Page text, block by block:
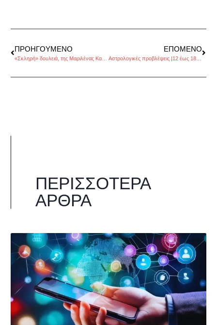
ΠΡΟΗΓΟΎΜΕΝΟ
«Σκληρή» δουλειά, της Μαριλένας Καραφώτη
ΕΠΌΜΕΝΟ
Αστρολογικές προβλέψεις |12 έως 18 Μαΐου2014, από τον Πέρρη Κρητικό
ΠΕΡΙΣΣΌΤΕΡΑ
ΆΡΘΡΑ